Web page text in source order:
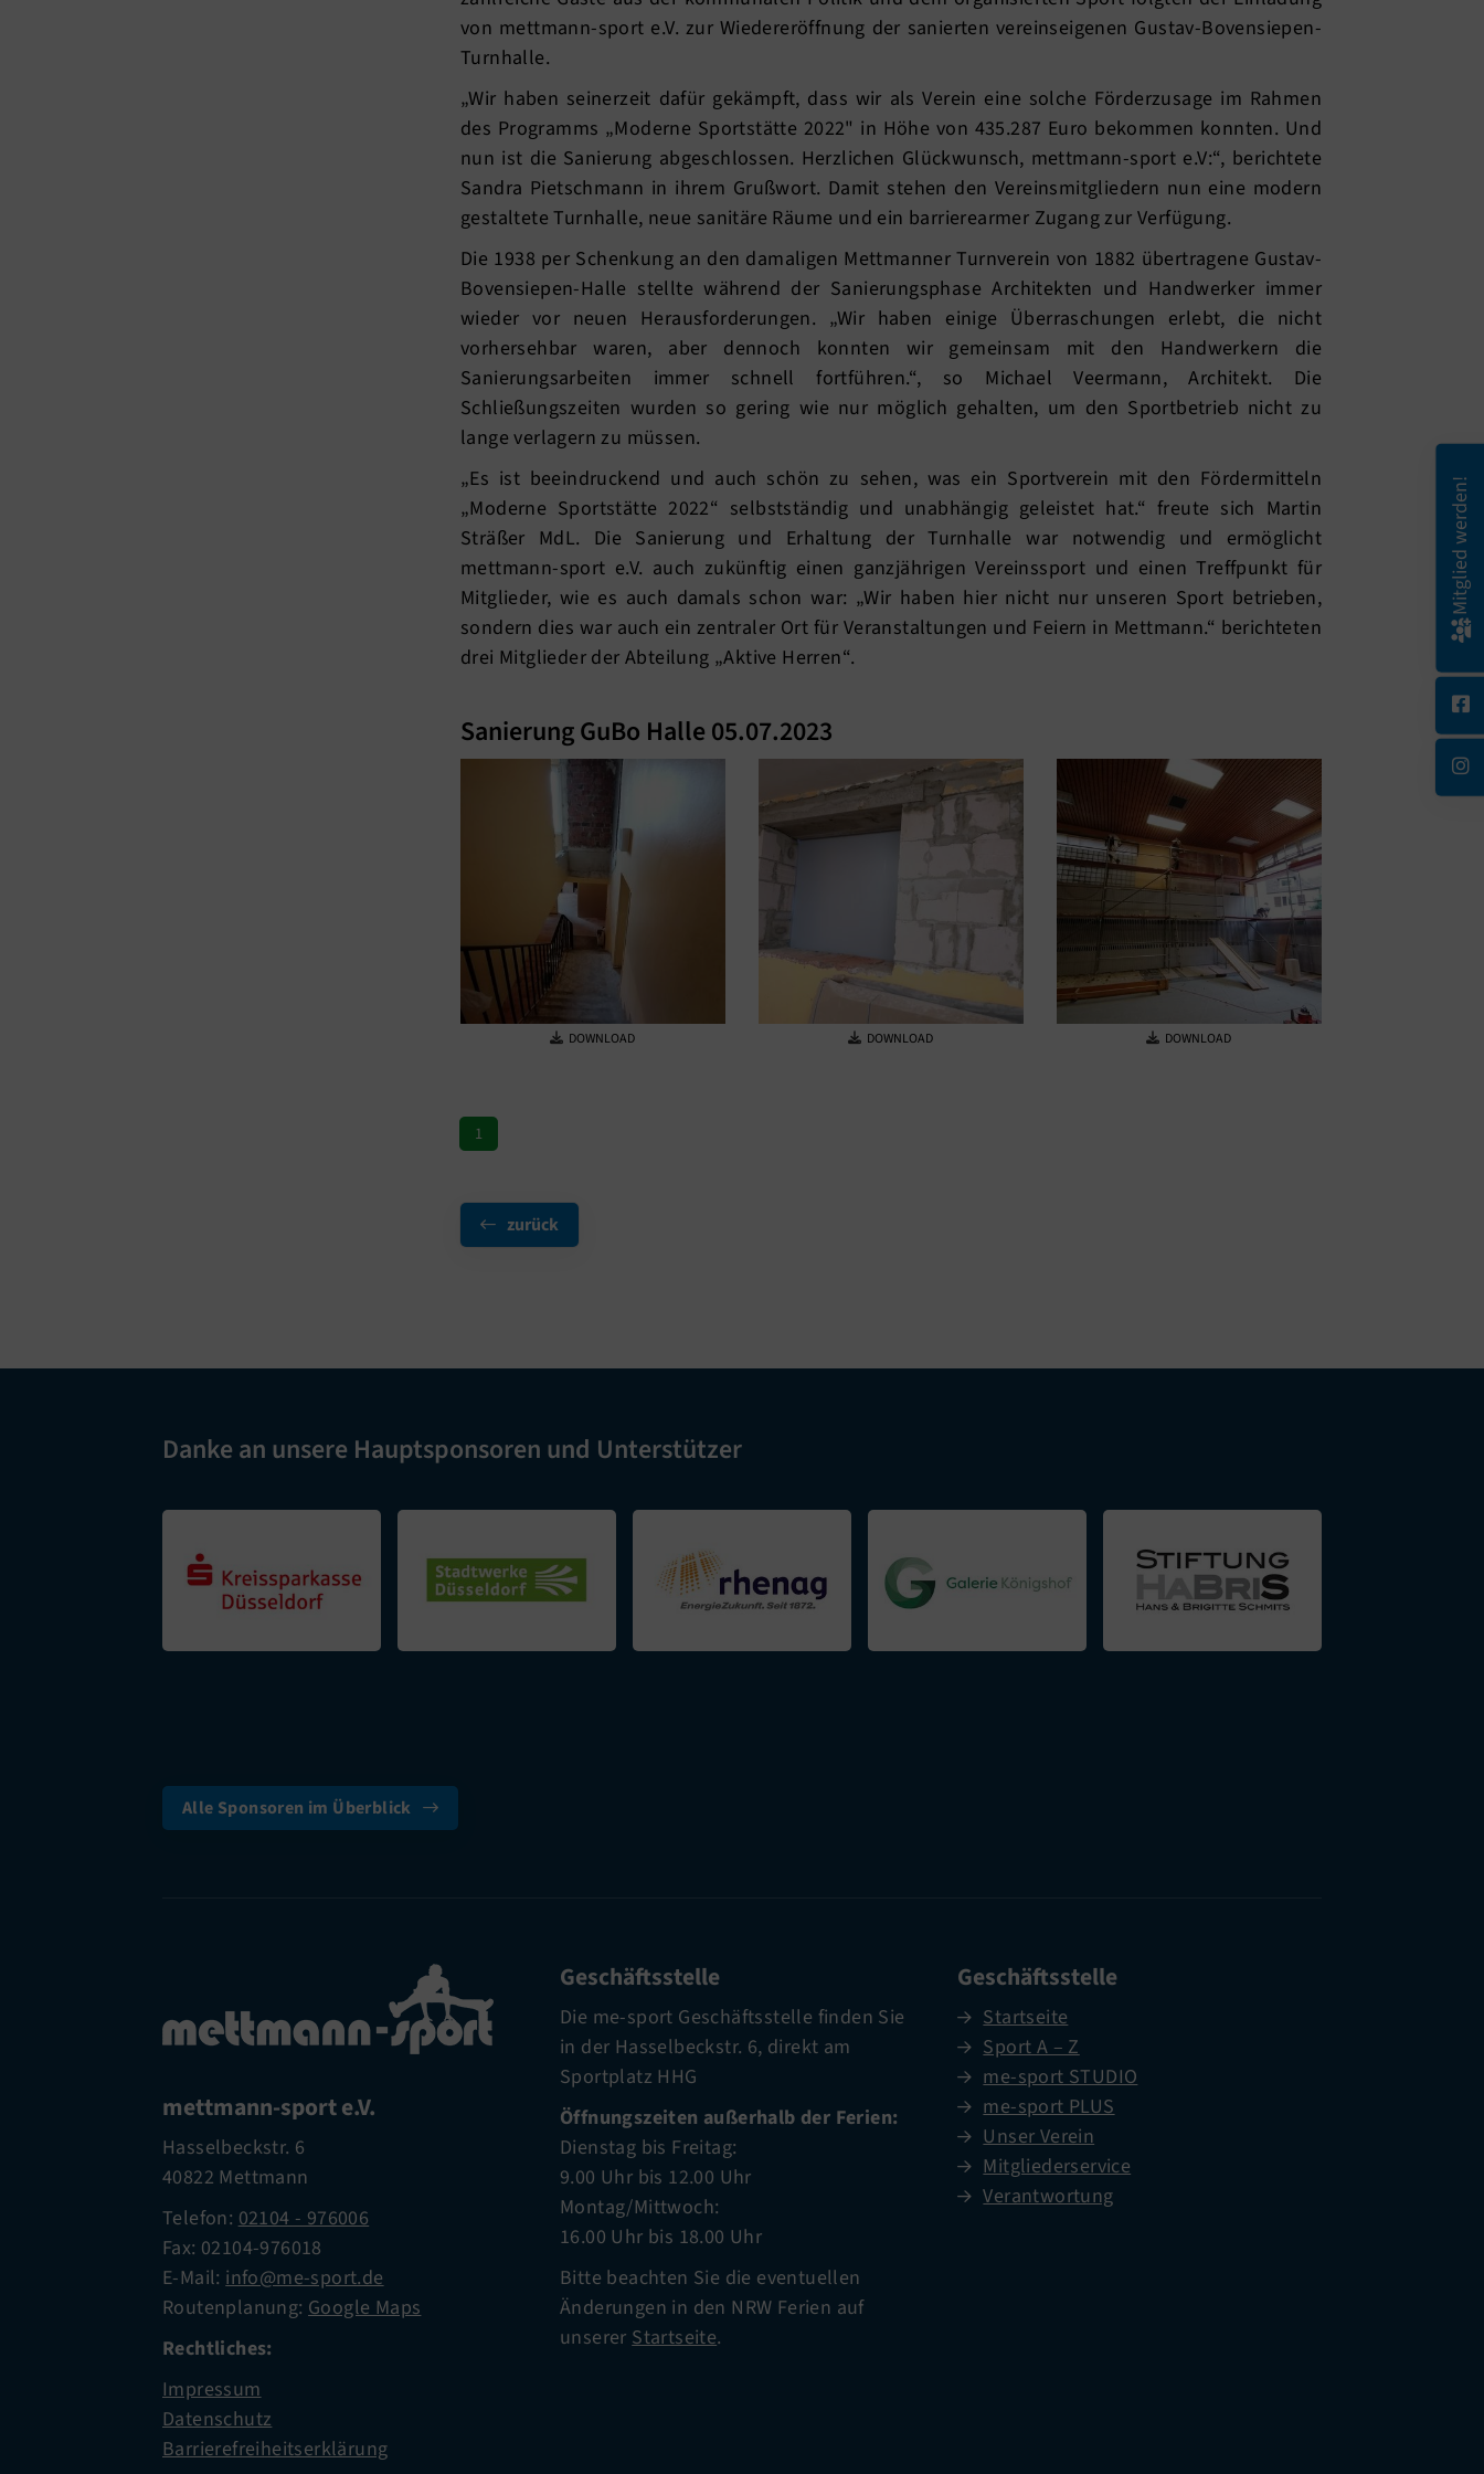
von mettmann-sport e.V. zur Wiedereröffnung der sanierten vereinseigenen Gustav-Bovensiepen-
Turnhalle.
„Wir haben seinerzeit dafür gekämpft, dass wir als Verein eine solche Förderzusage im Rahmen
des Programms „Moderne Sportstätte 2022" in Höhe von 435.287 Euro bekommen konnten. Und
nun ist die Sanierung abgeschlossen. Herzlichen Glückwunsch, mettmann-sport e.V:“, berichtete
Sandra Pietschmann in ihrem Grußwort. Damit stehen den Vereinsmitgliedern nun eine modern
gestaltete Turnhalle, neue sanitäre Räume und ein barrierearmer Zugang zur Verfügung.
Die 1938 per Schenkung an den damaligen Mettmanner Turnverein von 1882 übertragene Gustav-
Bovensiepen-Halle stellte während der Sanierungsphase Architekten und Handwerker immer
wieder vor neuen Herausforderungen. „Wir haben einige Überraschungen erlebt, die nicht
vorhersehbar waren, aber dennoch konnten wir gemeinsam mit den Handwerkern die
Sanierungsarbeiten immer schnell fortführen.“, so Michael Veermann, Architekt. Die
Schließungszeiten wurden so gering wie nur möglich gehalten, um den Sportbetrieb nicht zu
lange verlagern zu müssen.
„Es ist beeindruckend und auch schön zu sehen, was ein Sportverein mit den Fördermitteln
„Moderne Sportstätte 2022“ selbstständig und unabhängig geleistet hat.“ freute sich Martin
Sträßer MdL. Die Sanierung und Erhaltung der Turnhalle war notwendig und ermöglicht
mettmann-sport e.V. auch zukünftig einen ganzjährigen Vereinssport und einen Treffpunkt für
Mitglieder, wie es auch damals schon war: „Wir haben hier nicht nur unseren Sport betrieben,
sondern dies war auch ein zentraler Ort für Veranstaltungen und Feiern in Mettmann.“ berichteten
drei Mitglieder der Abteilung „Aktive Herren“.
Sanierung GuBo Halle 05.07.2023
DOWNLOAD DOWNLOAD DOWNLOAD
1
zurück
Danke an unsere Hauptsponsoren und Unterstützer
Alle Sponsoren im Überblick
mettmann-sport e.V.
Hasselbeckstr. 6
40822 Mettmann
Telefon:02104 - 976006
Fax: 02104-976018
E-Mail:info@me-sport.de
Routenplanung:Google Maps
Rechtliches:
Impressum
Datenschutz
Barrierefreiheitserklärung
Geschäftsstelle
Die me-sport Geschäftsstelle finden Sie
in der Hasselbeckstr. 6, direkt am
Sportplatz HHG
Öffnungszeiten außerhalb der Ferien:
Dienstag bis Freitag:
9.00 Uhr bis 12.00 Uhr
Montag/Mittwoch:
16.00 Uhr bis 18.00 Uhr
Bitte beachten Sie die eventuellen
Änderungen in den NRW Ferien auf
unsererStartseite.
Geschäftsstelle
Startseite
Sport A – Z
me-sport STUDIO
me-sport PLUS
Unser Verein
Mitgliederservice
Verantwortung
Mitglied werden!